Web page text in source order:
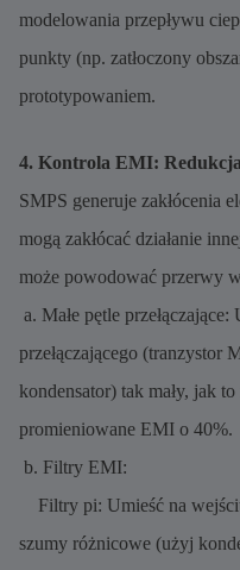
modelowania przepływu
punkty (np. zatłoczony
prototypowaniem.
4. Kontrola EMI:
SMPS generuje zakłócenia
mogą zakłócać działanie
może powodować przerwy
a. Małe pętle
przełączającego
kondensator) tak mały, jak
promieniowane EMI o 40%.
b. Filtry EMI:
Filtry pi: Umieść na
szumy różnicowe (użyj